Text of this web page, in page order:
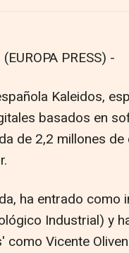
PRESS) -
Kaleidos,
basados en
de 2,2 millones
ha entrado como
Industrial) y
como Vicente